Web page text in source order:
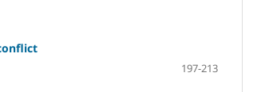
197-213